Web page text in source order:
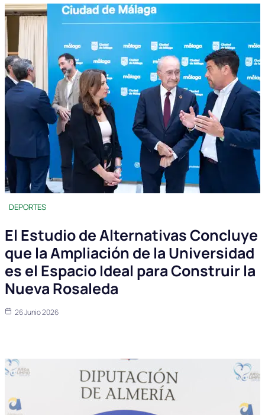
DEPORTES
El Estudio de Alternativas Concluye
que la Ampliación de la Universidad
es el Espacio Ideal para Construir la
Nueva Rosaleda
26 Junio 2026